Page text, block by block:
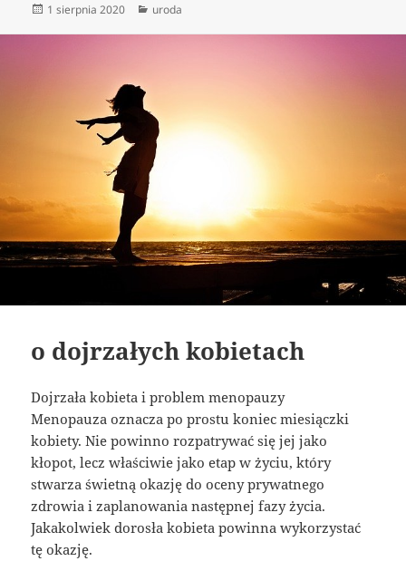
Data
1 sierpnia 2020 Kategorie
uroda
o dojrzałych kobietach
Dojrzała kobieta i problem menopauzy
Menopauza oznacza po prostu koniec miesiączki
kobiety. Nie powinno rozpatrywać się jej jako
kłopot, lecz właściwie jako etap w życiu, który
stwarza świetną okazję do oceny prywatnego
zdrowia i zaplanowania następnej fazy życia.
Jakakolwiek dorosła kobieta powinna wykorzystać
tę okazję.